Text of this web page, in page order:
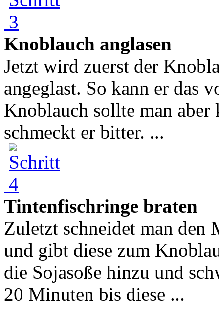
Knoblauch anglasen
Jetzt wird zuerst der
angeglast. So kann er das
Knoblauch sollte man aber
schmeckt er bitter. ...
Tintenfischringe braten
Zuletzt schneidet man den
und gibt diese zum
die Sojasoße hinzu und
20 Minuten bis diese ...